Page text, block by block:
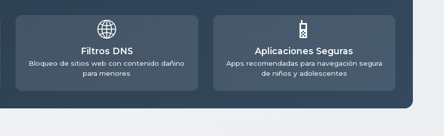
🌐
Filtros DNS
Bloqueo de sitios web con contenido dañino
para menores
📱
Aplicaciones Seguras
Apps recomendadas para navegación segura
de niños y adolescentes